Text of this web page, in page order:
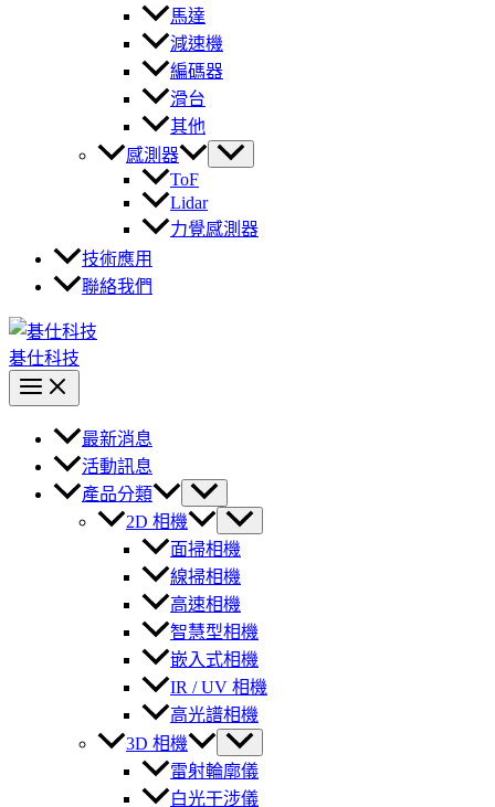
馬達
減速機
編碼器
滑台
其他
感測器
ToF
Lidar
力覺感測器
技術應用
聯絡我們
碁仕科技
最新消息
活動訊息
產品分類
2D 相機
面掃相機
線掃相機
高速相機
智慧型相機
嵌入式相機
IR / UV 相機
高光譜相機
3D 相機
雷射輪廓儀
白光干涉儀